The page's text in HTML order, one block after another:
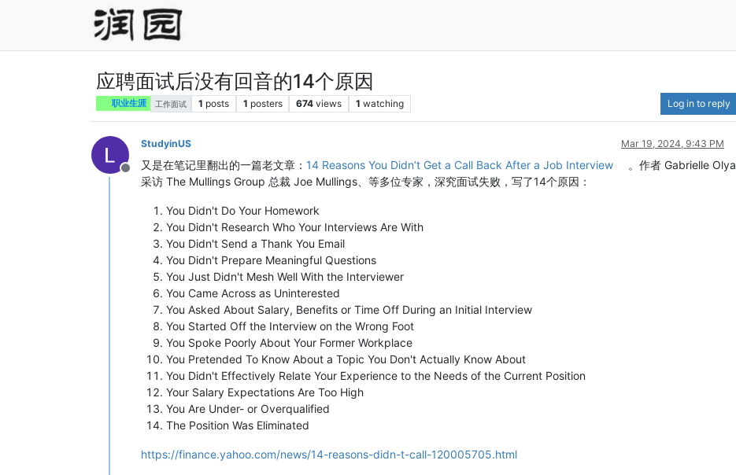
应聘面试后没有回音的14个原因
职业生涯 工作面试 1 posts 1 posters 674 views 1 watching Log in to reply
Offline
StudyinUS Mar 19, 2024, 9:43 PM
又是在笔记里翻出的一篇老文章： 14 Reasons You Didn’t Get a Call Back After a Job Interview
。作者 Gabrielle Olya
采访 The Mullings Group 总裁 Joe Mullings、等多位专家，深究面试失败，写了14个原因：
You Didn't Do Your Homework
You Didn't Research Who Your Interviews Are With
You Didn't Send a Thank You Email
You Didn't Prepare Meaningful Questions
You Just Didn't Mesh Well With the Interviewer
You Came Across as Uninterested
You Asked About Salary, Benefits or Time Off During an Initial Interview
You Started Off the Interview on the Wrong Foot
You Spoke Poorly About Your Former Workplace
You Pretended To Know About a Topic You Don't Actually Know About
You Didn't Effectively Relate Your Experience to the Needs of the Current Position
Your Salary Expectations Are Too High
You Are Under- or Overqualified
The Position Was Eliminated
https://finance.yahoo.com/news/14-reasons-didn-t-call-120005705.html